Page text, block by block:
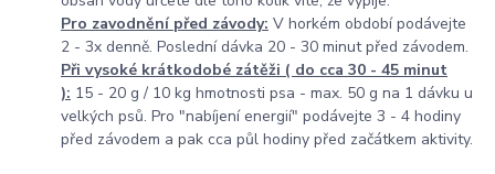
Pro zavodnění před závody: V horkém období podávejte
2 - 3x denně. Poslední dávka 20 - 30 minut před závodem.
Při vysoké krátkodobé zátěži ( do cca 30 - 45 minut
): 15 - 20 g / 10 kg hmotnosti psa - max. 50 g na 1 dávku u
velkých psů. Pro "nabíjení energií" podávejte 3 - 4 hodiny
před závodem a pak cca půl hodiny před začátkem aktivity.